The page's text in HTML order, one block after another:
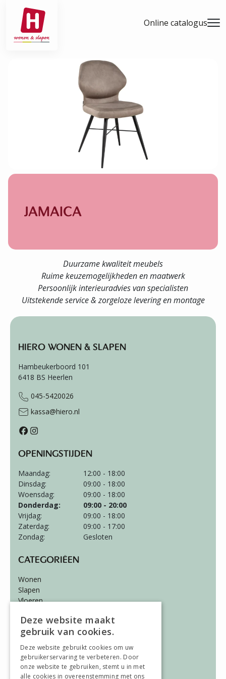
Online catalogus
JAMAICA
Duurzame kwaliteit meubels
Ruime keuzemogelijkheden en maatwerk
Persoonlijk interieuradvies van specialisten
Uitstekende service & zorgeloze levering en montage
HIERO WONEN & SLAPEN
Hambeukerboord 101
6418 BS Heerlen
045-5420026
kassa@hiero.nl
OPENINGSTIJDEN
Maandag:
12:00 - 18:00
Dinsdag:
09:00 - 18:00
Woensdag:
09:00 - 18:00
Donderdag:
09:00 - 20:00
Vrijdag:
09:00 - 18:00
Zaterdag:
09:00 - 17:00
Zondag:
Gesloten
CATEGORIËEN
Wonen
Slapen
Vloeren
ALGEMEEN
Vacatures
Wooninspiratie
Over ons
Deze website maakt
gebruik van cookies.
Deze website gebruikt cookies om uw
gebruikerservaring te verbeteren. Door
onze website te gebruiken, stemt u in met
alle cookies in overeenstemming met ons